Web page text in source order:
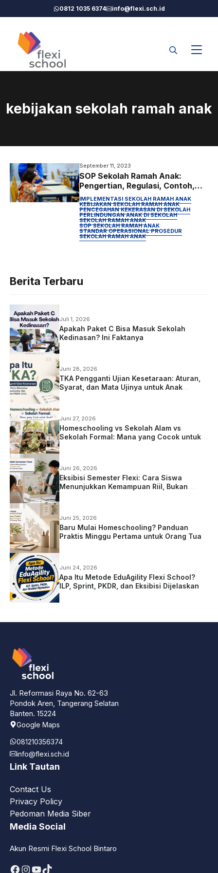
ke
0812 1035 6374 info@flexi.sch.id
kebijakan sekolah ramah anak
September 11, 2023
SOP Sekolah Ramah Anak:
Pengertian, Regulasi, Contoh,
Checklist, dan Template
Lengkap untuk Satuan
Pendidikan
IMPLEMENTASI SEKOLAH RAMAH ANAK
KEBIJAKAN SEKOLAH RAMAH ANAK
PENCEGAHAN KEKERASAN DI SEKOLAH
PERLINDUNGAN ANAK DI SEKOLAH
SEKOLAH RAMAH ANAK
SOP SEKOLAH RAMAH ANAK
STANDAR OPERASIONAL PROSEDUR
SEKOLAH RAMAH ANAK
Berita Terbaru
Juli 1, 2026
Apakah Paket C Bisa Masuk Sekolah
Kedinasan? Ini Faktanya
Juni 28, 2026
TKA Pengganti Ujian Kesetaraan: Aturan,
Syarat, dan Mata Ujinya untuk Anak
Juni 27, 2026
Homeschooling vs Sekolah Alam vs
Sekolah Formal: Mana yang Cocok untuk
Juni 26, 2026
Eksibisi Semester Flexi: Cara Siswa
Menunjukkan Kemampuan Riil, Bukan
Juni 25, 2026
Baru Mulai Homeschooling? Panduan
Praktis Minggu Pertama untuk Orang Tua
Juni 24, 2026
Apa Itu Metode EduAgility Flexi School?
ILP, Sprint, PKDR, dan Eksibisi Dijelaskan
Jl. Reformasi Raya No. 62-63
Pondok Aren, Tangerang Selatan
Banten. 15224
Google Maps
081210356374
info@flexi.sch.id
Link Tautan
Contact Us
Privacy Policy
Pedoman Media Siber
Media Social
Akun Resmi Flexi School Bintaro
Facebook
Instagram
YouTube
TikTok